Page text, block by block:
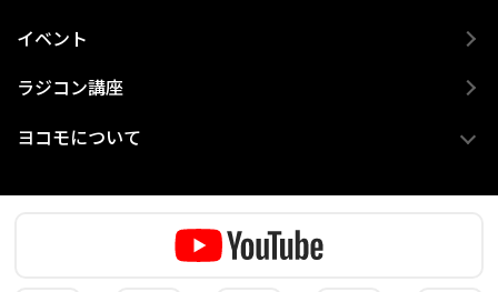
イベント
ラジコン講座
ヨコモについて